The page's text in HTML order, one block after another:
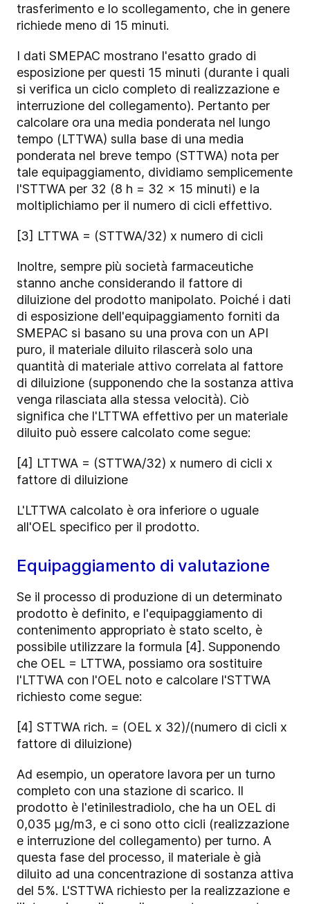
trasferimento e lo scollegamento, che in genere
richiede meno di 15 minuti.
I dati SMEPAC mostrano l'esatto grado di
esposizione per questi 15 minuti (durante i quali
si verifica un ciclo completo di realizzazione e
interruzione del collegamento). Pertanto per
calcolare ora una media ponderata nel lungo
tempo (LTTWA) sulla base di una media
ponderata nel breve tempo (STTWA) nota per
tale equipaggiamento, dividiamo semplicemente
l'STTWA per 32 (8 h = 32 x 15 minuti) e la
moltiplichiamo per il numero di cicli effettivo.
[3] LTTWA = (STTWA/32) x numero di cicli
Inoltre, sempre più società farmaceutiche
stanno anche considerando il fattore di
diluizione del prodotto manipolato. Poiché i dati
di esposizione dell'equipaggiamento forniti da
SMEPAC si basano su una prova con un API
puro, il materiale diluito rilascerà solo una
quantità di materiale attivo correlata al fattore
di diluizione (supponendo che la sostanza attiva
venga rilasciata alla stessa velocità). Ciò
significa che l'LTTWA effettivo per un materiale
diluito può essere calcolato come segue:
[4] LTTWA = (STTWA/32) x numero di cicli x
fattore di diluizione
L'LTTWA calcolato è ora inferiore o uguale
all'OEL specifico per il prodotto.
Equipaggiamento di valutazione
Se il processo di produzione di un determinato
prodotto è definito, e l'equipaggiamento di
contenimento appropriato è stato scelto, è
possibile utilizzare la formula [4]. Supponendo
che OEL = LTTWA, possiamo ora sostituire
l'LTTWA con l'OEL noto e calcolare l'STTWA
richiesto come segue:
[4] STTWA rich. = (OEL x 32)/(numero di cicli x
fattore di diluizione)
Ad esempio, un operatore lavora per un turno
completo con una stazione di scarico. Il
prodotto è l'etinilestradiolo, che ha un OEL di
0,035 µg/m3, e ci sono otto cicli (realizzazione
e interruzione del collegamento) per turno. A
questa fase del processo, il materiale è già
diluito ad una concentrazione di sostanza attiva
del 5%. L'STTWA richiesto per la realizzazione e